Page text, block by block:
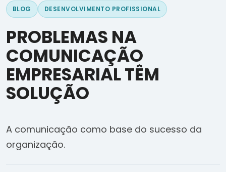
BLOG DESENVOLVIMENTO PROFISSIONAL
PROBLEMAS NA
COMUNICAÇÃO
EMPRESARIAL TÊM
SOLUÇÃO
A comunicação como base do sucesso da
organização.